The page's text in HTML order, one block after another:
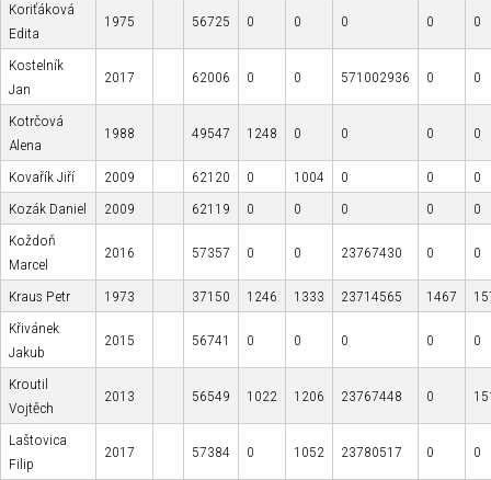
Koriťáková
Edita
1975 56725 0 0 0 0 0
Kostelník
Jan
2017 62006 0 0 571002936 0 0
Kotrčová
Alena
1988 49547 1248 0 0 0 0
Kovařík Jiří 2009 62120 0 1004 0 0
0
Kozák Daniel
2009 62119 0 0 0 0
0
Koždoň
Marcel
2016 57357 0 0 23767430 0 0
Kraus Petr 1973 37150 1246 1333 23714565 1467
Křivánek
Jakub
2015 56741 0 0 0 0 0
Kroutil
Vojtěch
2013 56549 1022 1206 23767448 0
Laštovica
Filip
2017 57384 0 1052 23780517 0 0